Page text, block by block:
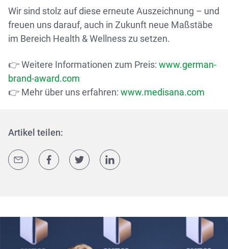
Wir sind stolz auf diese erneute Auszeichnung – und
freuen uns darauf, auch in Zukunft neue Maßstäbe
im Bereich Health & Wellness zu setzen.
👉 Weitere Informationen zum Preis: www.german-
brand-award.com
👉 Mehr über uns erfahren: www.medisana.com
Artikel teilen: